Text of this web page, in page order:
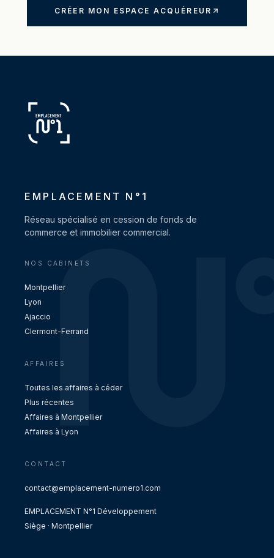
CRÉER MON ESPACE ACQUÉREUR
EMPLACEMENT N°1
Réseau spécialisé en cession de fonds de
commerce et immobilier commercial.
NOS CABINETS
Montpellier
Lyon
Ajaccio
Clermont-Ferrand
AFFAIRES
Toutes les affaires à céder
Plus récentes
Affaires à Montpellier
Affaires à Lyon
CONTACT
contact@emplacement-numero1.com
EMPLACEMENT N°1 Développement
Siège · Montpellier